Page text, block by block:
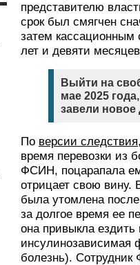
представителю
срок был смягчен
затем кассационным
лет и девяти
Выйти на
мае 2025
завели новое
По версии следствия
время перевозки из
ФСИН, поцарапала
отрицает свою вину.
была утомлена
за долгое время ее
она привыкла
инсулинозависимая
болезнь).